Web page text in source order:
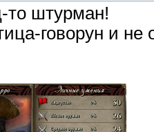
то штурман!
говорун и